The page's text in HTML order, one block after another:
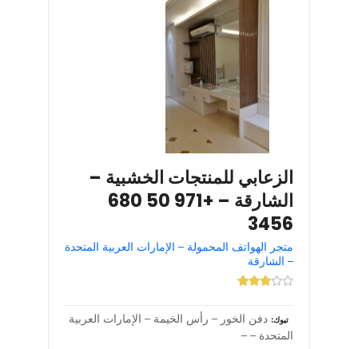
الزعابي للمنتجات الخشبية –
الشارقة – +971 50 680
3456
متجر الهواتف المحمولة – الإمارات العربية المتحدة
– الشارقة
تبوك دفن الخور – رأس الخيمة – الإمارات العربية
المتحدة – –